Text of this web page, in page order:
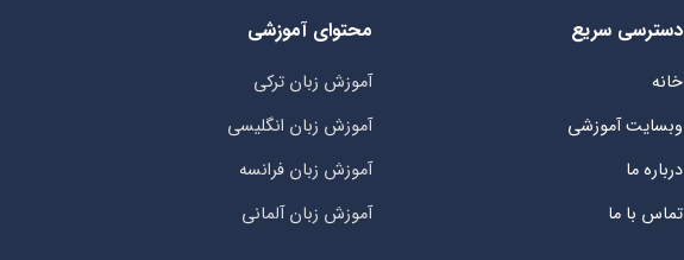
دسترسی سریع
خانه
وبسایت آموزشی
درباره ما
تماس با ما
محتوای آموزشی
آموزش زبان ترکی
آموزش زبان انگلیسی
آموزش زبان فرانسه
آموزش زبان آلمانی